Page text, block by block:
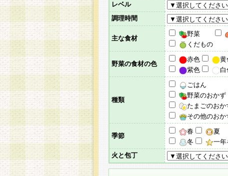
レベル
調理時間
主な食材
野菜
くだもの
野菜の食材の色
赤色 黄
紫色
白
種類
ごはん
野菜のおかず
たまごのおか
その他のおか
季節
春 夏
冬
一年
火と包丁